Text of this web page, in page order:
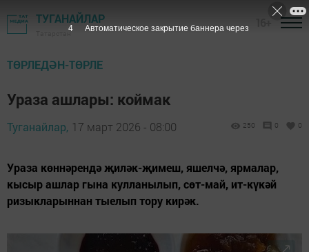
ТУГАНАЙЛАР
ТӨРЛЕДӘН-ТӨРЛЕ
Ураза ашлары: коймак
Туганайлар, 17 март 2026 - 08:00 250 0 0
Ураза көннәрендә җиләк-җимеш, яшелчә, ярмалар,
кысыр ашлар гына кулланылып, сөт-май, ит-күкәй
ризыкларыннан тыелып тору кирәк.
3 Автоматическое закрытие баннера через